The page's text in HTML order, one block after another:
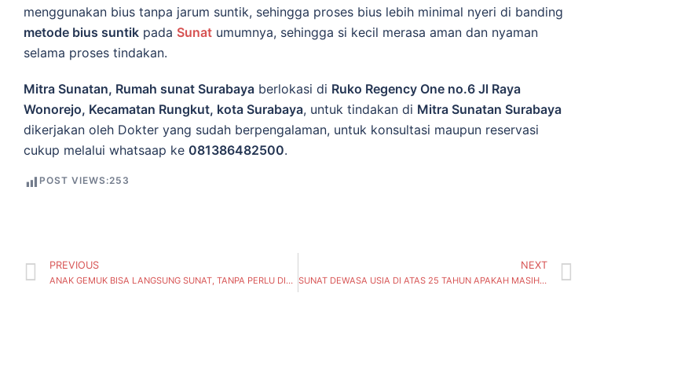
menggunakan bius tanpa jarum suntik, sehingga proses bius lebih minimal nyeri di banding
metode bius suntik pada Sunat umumnya, sehingga si kecil merasa aman dan nyaman
selama proses tindakan.
Mitra Sunatan, Rumah sunat Surabaya berlokasi di Ruko Regency One no.6 Jl Raya
Wonorejo, Kecamatan Rungkut, kota Surabaya, untuk tindakan di Mitra Sunatan Surabaya
dikerjakan oleh Dokter yang sudah berpengalaman, untuk konsultasi maupun reservasi
cukup melalui whatsaap ke 081386482500.
POST VIEWS:253
PREVIOUS
ANAK GEMUK BISA LANGSUNG SUNAT, TANPA PERLU DIET DAN TERAPI HORMON TERLEBIH DAHULU – Mitrasunatan ( Simomulyo, Kecamatan Sukomanunggal) Surabaya
NEXT
SUNAT DEWASA USIA DI ATAS 25 TAHUN APAKAH MASIH BISA? – Mitrasunatan ( Gayungan, Kecamatan Gayungan) Surabaya